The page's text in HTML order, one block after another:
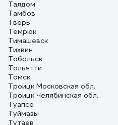
Талдом
Тамбов
Тверь
Темрюк
Тимашевск
Тихвин
Тобольск
Тольятти
Томск
Троицк Московская обл.
Троицк Челябинская обл.
Туапсе
Туймазы
Тутаев